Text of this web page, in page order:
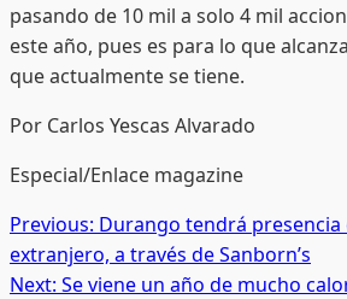
pasando de 10 mil a solo 4 mil
este año, pues es para lo que
que actualmente se tiene.
Por Carlos Yescas Alvarado
Especial/Enlace magazine
Post
navigation
Previous: Durango tendrá presencia
extranjero, a través de Sanborn’s
Next: Se viene un año de mucho